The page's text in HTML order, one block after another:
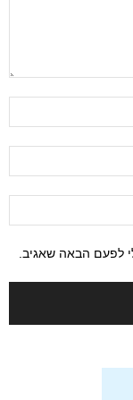
לפעם הבאה שאגיב.